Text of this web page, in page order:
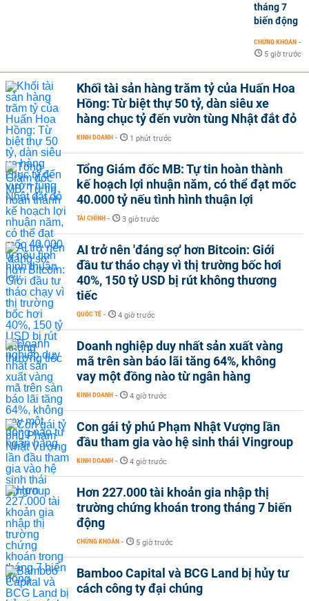
tháng 7
biến động
CHỨNG KHOÁN -
5 giờ trước
Khối tài sản hàng trăm tỷ của Huấn Hoa
Hồng: Từ biệt thự 50 tỷ, dàn siêu xe
hàng chục tỷ đến vườn tùng Nhật đắt đỏ
KINH DOANH - 1 phút trước
Tổng Giám đốc MB: Tự tin hoàn thành
kế hoạch lợi nhuận năm, có thể đạt mốc
40.000 tỷ nếu tình hình thuận lợi
TÀI CHÍNH - 3 giờ trước
AI trở nên 'đáng sợ' hơn Bitcoin: Giới
đầu tư tháo chạy vì thị trường bốc hơi
40%, 150 tỷ USD bị rút không thương
tiếc
QUỐC TẾ - 4 giờ trước
Doanh nghiệp duy nhất sản xuất vàng
mã trên sàn báo lãi tăng 64%, không
vay một đồng nào từ ngân hàng
KINH DOANH - 4 giờ trước
Con gái tỷ phú Phạm Nhật Vượng lần
đầu tham gia vào hệ sinh thái Vingroup
KINH DOANH - 4 giờ trước
Hơn 227.000 tài khoản gia nhập thị
trường chứng khoán trong tháng 7 biến
động
CHỨNG KHOÁN - 5 giờ trước
Bamboo Capital và BCG Land bị hủy tư
cách công ty đại chúng